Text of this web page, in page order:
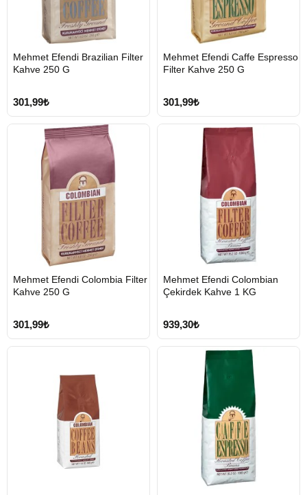
GÖNDERİ
Mehmet Efendi Brazilian Filter
Kahve 250 G
301,99₺
GÖNDERİ
Mehmet Efendi Caffe Espresso
Filter Kahve 250 G
301,99₺
GÖNDERİ
Mehmet Efendi Colombia Filter
Kahve 250 G
301,99₺
GÖNDERİ
Mehmet Efendi Colombian
Çekirdek Kahve 1 KG
939,30₺